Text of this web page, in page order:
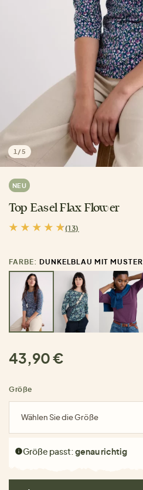
1 /5
NEU
Top Easel Flax Flower
(13)
FARBE: DUNKELBLAU MIT MUSTER
43,90 €
Größe
Wählen Sie die Größe
Größe passt:genau richtig